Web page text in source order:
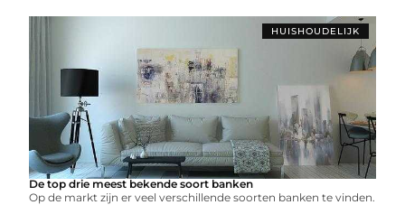
HUISHOUDELIJK
De top drie meest bekende soort banken
Op de markt zijn er veel verschillende soorten banken te vinden.